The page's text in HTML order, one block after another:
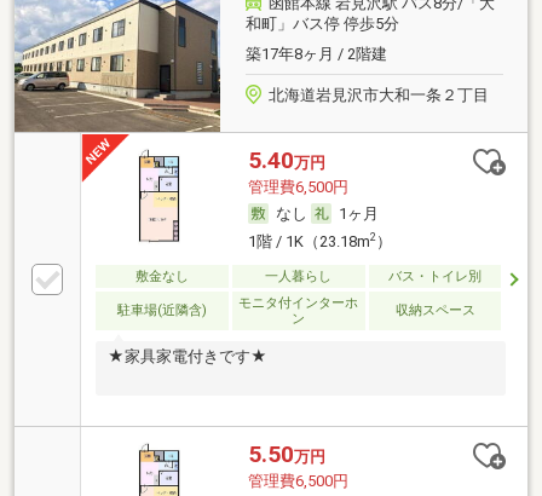
和町」バス停 停歩5分
築17年8ヶ月 / 2階建
北海道岩見沢市大和一条２丁目
5.40万円
管理費6,500円
なし
1ヶ月
1階 / 1K（23.18m2）
敷金なし 一人暮らし バス・トイレ別
駐車場(近隣含)
モニタ付インターホ
ン
収納スペース
★家具家電付きです★
5.50万円
管理費6,500円